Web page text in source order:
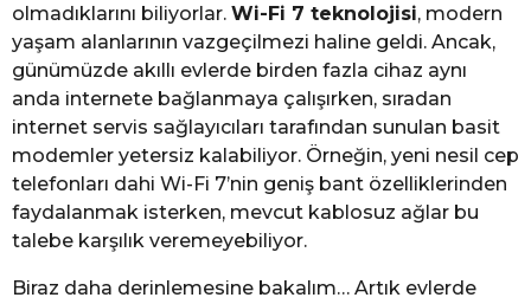
o
olmadıklarını biliyorlar. Wi-Fi 7 teknolojisi, modern
yaşam alanlarının vazgeçilmezi haline geldi. Ancak,
günümüzde akıllı evlerde birden fazla cihaz aynı
anda internete bağlanmaya çalışırken, sıradan
internet servis sağlayıcıları tarafından sunulan basit
modemler yetersiz kalabiliyor. Örneğin, yeni nesil cep
telefonları dahi Wi-Fi 7’nin geniş bant özelliklerinden
faydalanmak isterken, mevcut kablosuz ağlar bu
talebe karşılık veremeyebiliyor.
Biraz daha derinlemesine bakalım… Artık evlerde